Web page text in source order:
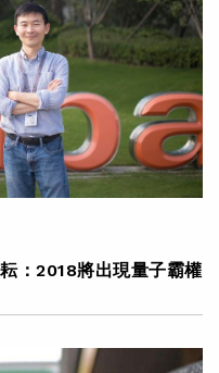
：2018將出現量子霸權